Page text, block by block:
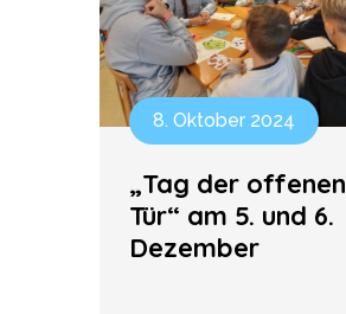
8. Oktober 2024
„Tag der offenen
Tür“ am 5. und 6.
Dezember